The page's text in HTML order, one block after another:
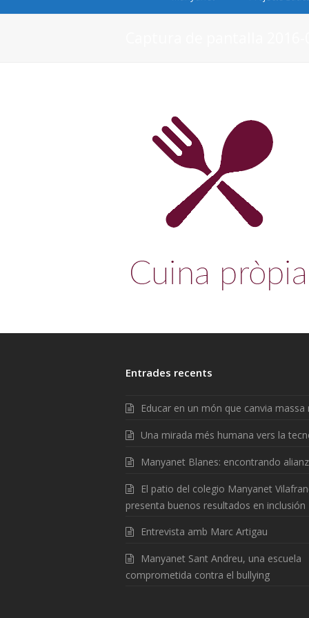
Entrades recents
Educar en un món que canvia massa
Una mirada més humana vers la
Manyanet Blanes: encontrando
El patio del colegio Manyanet
presenta buenos resultados en inclusión
Entrevista amb Marc Artigau
Manyanet Sant Andreu, una escuela
comprometida contra el bullying